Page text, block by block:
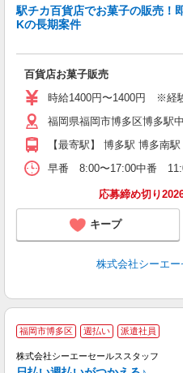
駅チカ百貨店でお菓子の販売！
Kの長期案件
百貨店お菓子販売
時給1400円〜1400円 ※経
福岡県福岡市博多区博多駅
【最寄駅】 博多駅 博多南駅
早番 8:00〜17:00中番
応募締め切り
キープ
株式会社シーエ
福岡市博多区 週払い 派遣社員
株式会社シーエーセールススタッフ